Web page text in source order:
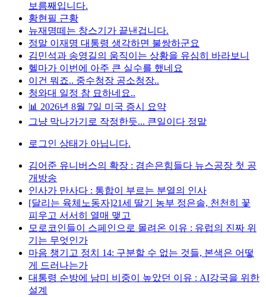
보름째입니다.
황현필 근황
뉴재명떼는 창스기가 끝낸겁니다.
정말 이재명 대통령 생각하면 불쌍하군요
김민석과 송영길의 움직이는 상황을 유심히 바라보니
헬마가 이번에 아주 큰 실수를 했네요
이건 뭐죠.. 중수청장 공소청장..
청와대 일정 참 묘하네요..
📊 2026년 8월 7일 미국 증시 요약
그냥 막나가기로 작정한듯... 큰일이다 정말
로그인 상태가 아닙니다.
김어준 유니버스의 확장 : 겸손은힘들다 뉴스공장 첫 공
개방송
인사가 만사다 : 통합이 부르는 분열의 인사
[달리는 육체노동자]21세 딸기 농부 정은솔, 천천히 꽃
피우고 서서히 열매 맺고
모로코인들이 스페인으로 몰려온 이유 : 유럽의 진짜 위
기는 무엇인가
마음 챙기고 정치 14: 구분할 수 없는 것들, 본색은 어떻
게 드러나는가
대통령 순방에 남미 비중이 높았던 이유 : AI강국을 위한
설계